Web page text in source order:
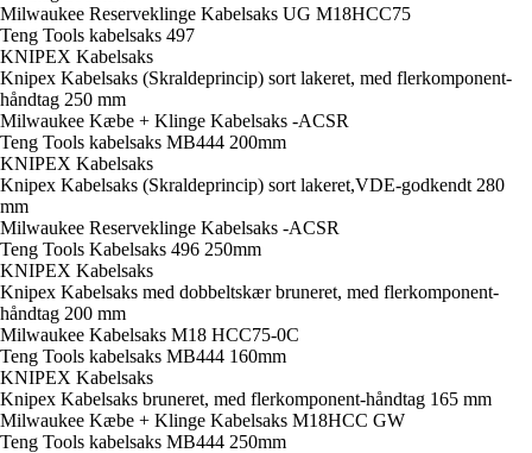
Milwaukee Reserveklinge Kabelsaks UG M18HCC75
Teng Tools kabelsaks 497
KNIPEX Kabelsaks
Knipex Kabelsaks (Skraldeprincip) sort lakeret, med flerkomponent-
håndtag 250 mm
Milwaukee Kæbe + Klinge Kabelsaks -ACSR
Teng Tools kabelsaks MB444 200mm
KNIPEX Kabelsaks
Knipex Kabelsaks (Skraldeprincip) sort lakeret,VDE-godkendt 280
mm
Milwaukee Reserveklinge Kabelsaks -ACSR
Teng Tools Kabelsaks 496 250mm
KNIPEX Kabelsaks
Knipex Kabelsaks med dobbeltskær bruneret, med flerkomponent-
håndtag 200 mm
Milwaukee Kabelsaks M18 HCC75-0C
Teng Tools kabelsaks MB444 160mm
KNIPEX Kabelsaks
Knipex Kabelsaks bruneret, med flerkomponent-håndtag 165 mm
Milwaukee Kæbe + Klinge Kabelsaks M18HCC GW
Teng Tools kabelsaks MB444 250mm